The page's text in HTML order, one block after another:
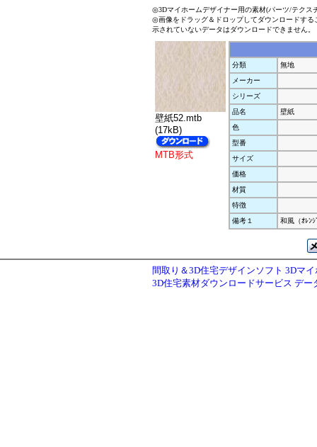
◎3Dマイホームデザイナー用の素材(パーツ/テクス
◎画像をドラッグ＆ドロップしてダウンロードす
示されていないデータはダウンロードできません。
壁紙52.mtb
(17kB)
MTB形式
分類
無地
メーカー
シリーズ
品名
壁紙
色
型番
サイズ
価格
材質
特徴
備考１
和風（ｵﾚﾝｼ
間取り＆3D住宅デザインソフト 3Dマ
3D住宅素材ダウンロードサービス デー